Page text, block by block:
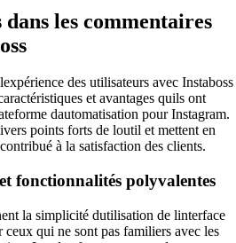
les commentaires
des utilisateurs avec Instaboss
et avantages quils ont
dautomatisation pour Instagram.
points forts de loutil et mettent en
à la satisfaction des clients.
fonctionnalités polyvalentes
la simplicité dutilisation de linterface
ceux qui ne sont pas familiers avec les